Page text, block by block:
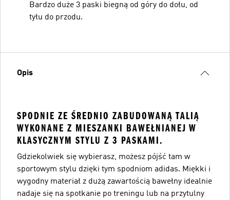
Bardzo duże 3 paski biegną od góry do dołu, od
tyłu do przodu.
Opis
SPODNIE ZE ŚREDNIO ZABUDOWANĄ TALIĄ
WYKONANE Z MIESZANKI BAWEŁNIANEJ W
KLASYCZNYM STYLU Z 3 PASKAMI.
Gdziekolwiek się wybierasz, możesz pójść tam w
sportowym stylu dzięki tym spodniom adidas. Miękki i
wygodny materiał z dużą zawartością bawełny idealnie
nadaje się na spotkanie po treningu lub na przytulny